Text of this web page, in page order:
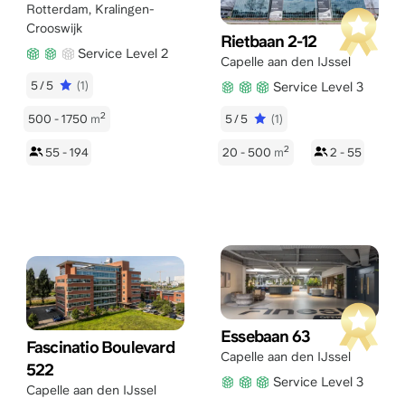
Rotterdam, Kralingen-
Crooswijk
Service Level 2
5/5 (1)
500 - 1750 m2
55 - 194
Rietbaan 2-12
Capelle aan den IJssel
Service Level 3
5/5 (1)
20 - 500 m2 2 - 55
Fascinatio Boulevard
522
Capelle aan den IJssel
Essebaan 63
Capelle aan den IJssel
Service Level 3